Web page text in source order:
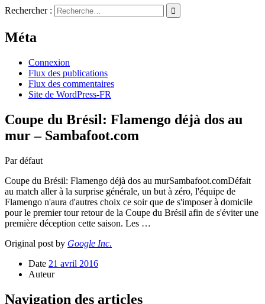
Rechercher :
Méta
Connexion
Flux des publications
Flux des commentaires
Site de WordPress-FR
Coupe du Brésil: Flamengo déjà dos au
mur – Sambafoot.com
Par défaut
Coupe du Brésil: Flamengo déjà dos au murSambafoot.comDéfait
au match aller à la surprise générale, un but à zéro, l'équipe de
Flamengo n'aura d'autres choix ce soir que de s'imposer à domicile
pour le premier tour retour de la Coupe du Brésil afin de s'éviter une
première déception cette saison. Les …
Original post by Google Inc.
Date 21 avril 2016
Auteur
Navigation des articles